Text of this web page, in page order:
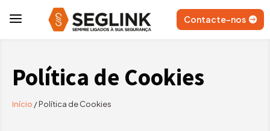
a Contacte-nos
Política de Cookies
Início /Política de Cookies